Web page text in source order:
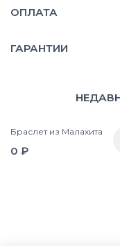
ОПЛАТА
ГАРАНТИИ
Браслет из Малахита
0 ₽